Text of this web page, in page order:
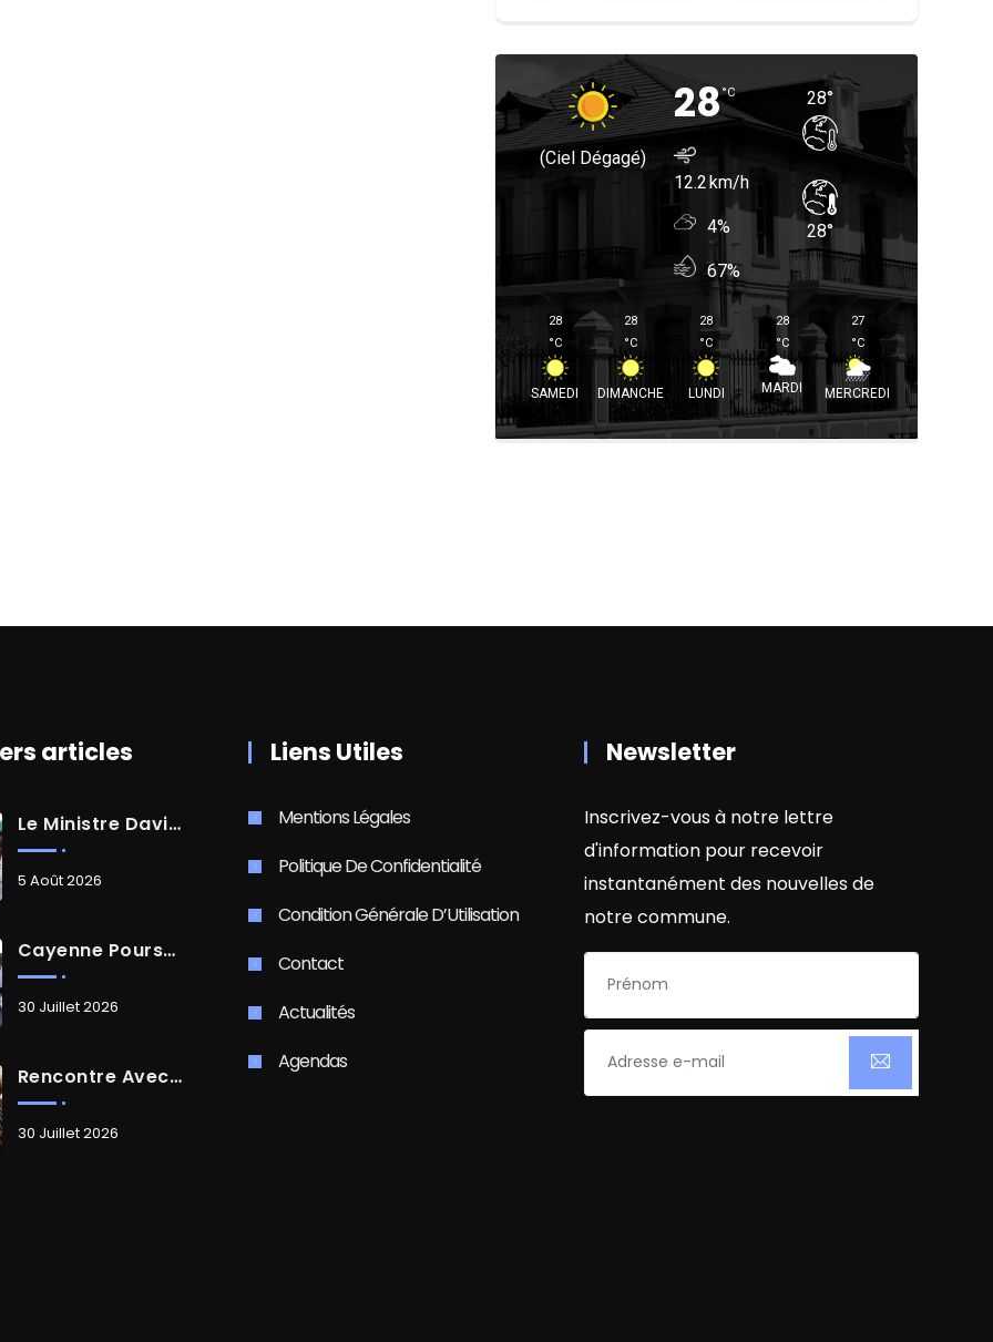
(ciel Dégagé)
28°C
12.2
4%
67%
28°
28°
28
°C
SAMEDI
28
°C
DIMANCHE
28
°C
LUNDI
28
°C
MARDI
27
°C
MERCREDI
articles
Le Ministre David AMIEL En Visite Dans Le Centre-Ville De Cayenne
5 Août 2026
Cayenne Poursuit Sa Transformation
30 Juillet 2026
Rencontre Avec Madame Isabelle FAMARO
30 Juillet 2026
Liens Utiles
Mentions Légales
Politique De Confidentialité
Condition Générale D’Utilisation
Contact
Actualités
Agendas
Newsletter
Inscrivez-vous à notre lettre
d'information pour recevoir
instantanément des nouvelles de
notre commune.